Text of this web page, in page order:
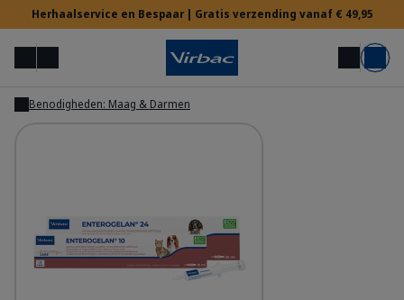
Herhaalservice en Bespaar | Gratis verzending vanaf € 49,95
MenuZoek op Mijn account Mand
Benodigheden: Maag & Darmen
Enterogelan